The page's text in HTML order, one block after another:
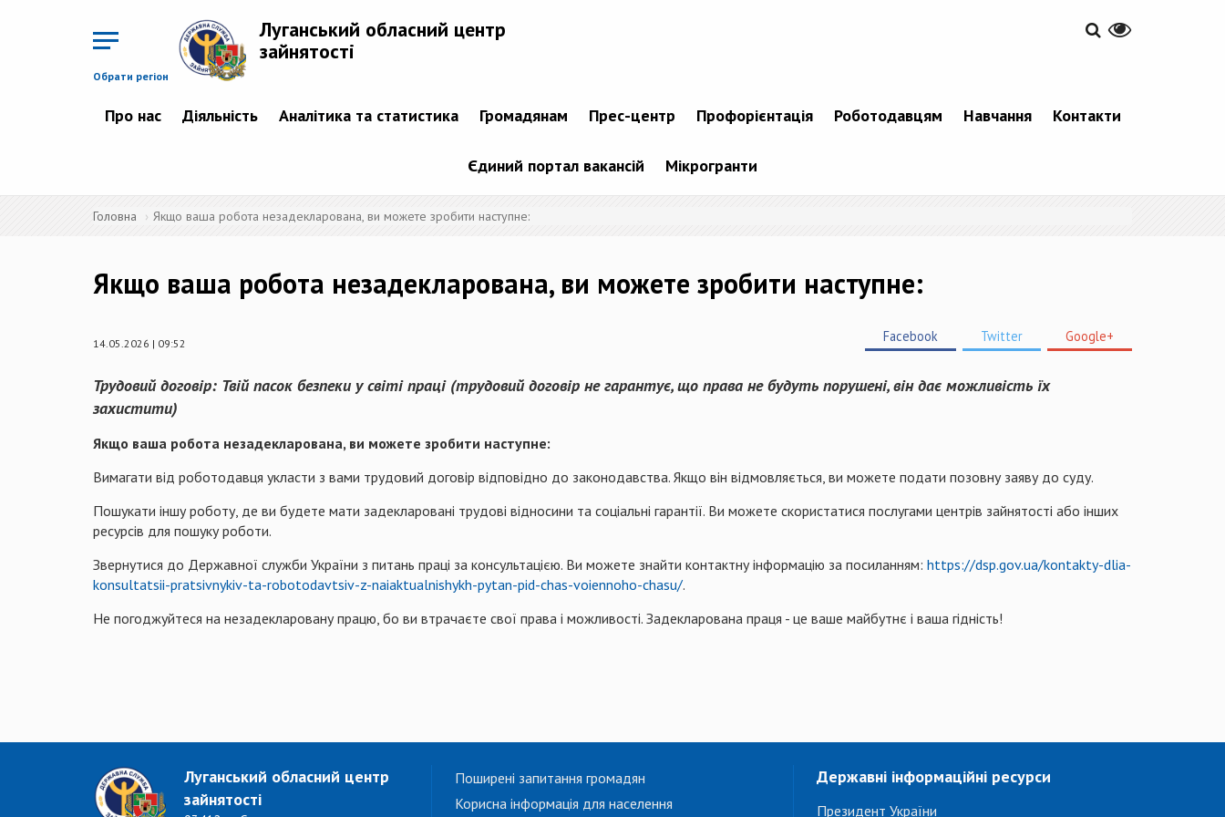
Обрати регіон
Луганський обласний центр
зайнятості
Про нас Діяльність Аналітика та статистика Громадянам Прес-центр Профорієнтація Роботодавцям Навчання Контакти
Єдиний портал вакансій Мікрогранти
Головна Якщо ваша робота незадекларована, ви можете зробити наступне:
Якщо ваша робота незадекларована, ви можете зробити наступне:
14.05.2026 | 09:52 Facebook Twitter Google+
Трудовий договір: Твій пасок безпеки у світі праці (трудовий договір не гарантує, що права не будуть порушені, він дає можливість їх
захистити)
Якщо ваша робота незадекларована, ви можете зробити наступне:
Вимагати від роботодавця укласти з вами трудовий договір відповідно до законодавства. Якщо він відмовляється, ви можете подати позовну заяву до суду.
Пошукати іншу роботу, де ви будете мати задекларовані трудові відносини та соціальні гарантії. Ви можете скористатися послугами центрів зайнятості або інших
ресурсів для пошуку роботи.
Звернутися до Державної служби України з питань праці за консультацією. Ви можете знайти контактну інформацію за посиланням: https://dsp.gov.ua/kontakty-dlia-
konsultatsii-pratsivnykiv-ta-robotodavtsiv-z-naiaktualnishykh-pytan-pid-chas-voiennoho-chasu/.
Не погоджуйтеся на незадекларовану працю, бо ви втрачаєте свої права і можливості. Задекларована праця - це ваше майбутнє і ваша гідність!
Луганський обласний центр
зайнятості
Поширені запитання громадян
Корисна інформація для населення
Державні інформаційні ресурси
Президент України